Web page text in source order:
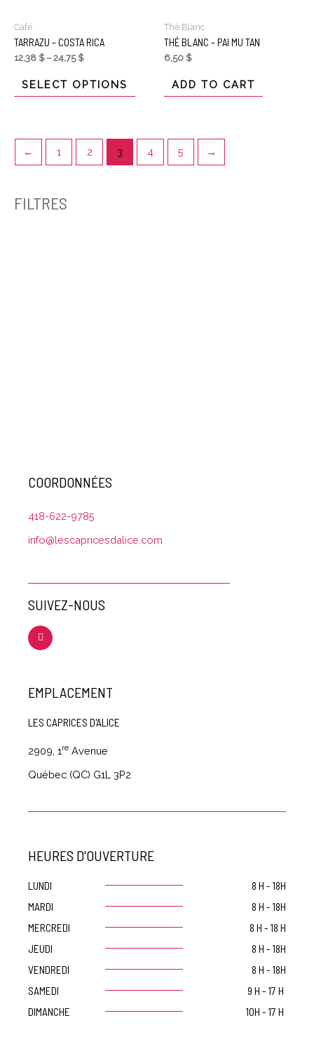
FILTRES
Café
TARRAZU – COSTA RICA
12,38 $– 24,75$
SELECT OPTIONS
Thé Blanc
THÉ BLANC – PAI MU TAN
6,50 $
ADD TO CART
← 1 2 3 4 5 →
COORDONNÉES
418-622-9785
info@lescapricesdalice.com
SUIVEZ-NOUS
EMPLACEMENT
LES CAPRICES D'ALICE
2909, 1 re Avenue
Québec (QC) G1L 3P2
HEURES D'OUVERTURE
LUNDI
8 H - 18H
MARDI
8 H - 18H
MERCREDI
8 H - 18 H
JEUDI
8 H - 18H
VENDREDI
8 H - 18H
SAMEDI
9 H - 17 H
DIMANCHE
10H - 17 H